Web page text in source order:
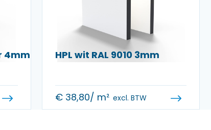
4mm HPL wit RAL 9010 3mm
€ 38,80/ m² excl. BTW